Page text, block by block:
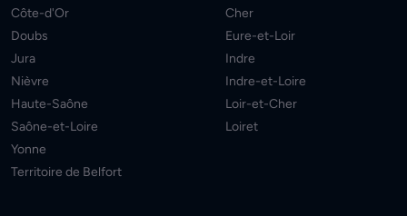
Côte-d'Or
Doubs
Jura
Nièvre
Haute-Saône
Saône-et-Loire
Yonne
Territoire de Belfort
Cher
Eure-et-Loir
Indre
Indre-et-Loire
Loir-et-Cher
Loiret